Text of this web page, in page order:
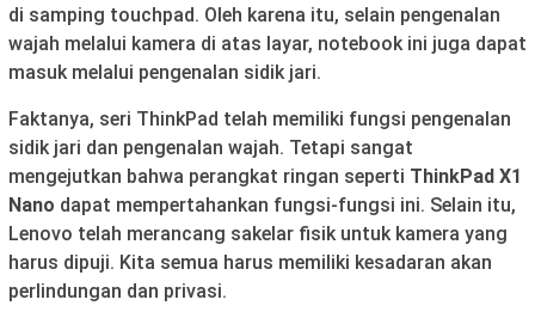
di samping touchpad. Oleh karena itu, selain pengenalan
wajah melalui kamera di atas layar, notebook ini juga dapat
masuk melalui pengenalan sidik jari.
Faktanya, seri ThinkPad telah memiliki fungsi pengenalan
sidik jari dan pengenalan wajah. Tetapi sangat
mengejutkan bahwa perangkat ringan seperti ThinkPad X1
Nano dapat mempertahankan fungsi-fungsi ini. Selain itu,
Lenovo telah merancang sakelar fisik untuk kamera yang
harus dipuji. Kita semua harus memiliki kesadaran akan
perlindungan dan privasi.